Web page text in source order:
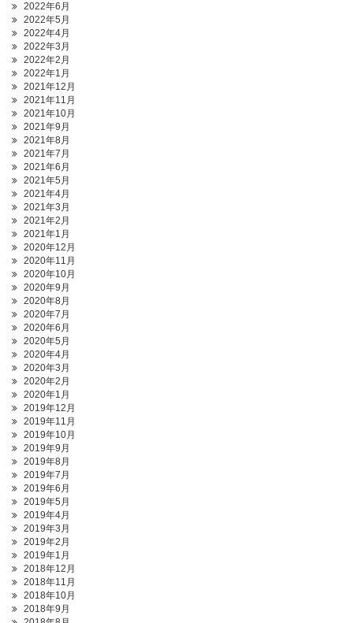
2022年6月
2022年5月
2022年4月
2022年3月
2022年2月
2022年1月
2021年12月
2021年11月
2021年10月
2021年9月
2021年8月
2021年7月
2021年6月
2021年5月
2021年4月
2021年3月
2021年2月
2021年1月
2020年12月
2020年11月
2020年10月
2020年9月
2020年8月
2020年7月
2020年6月
2020年5月
2020年4月
2020年3月
2020年2月
2020年1月
2019年12月
2019年11月
2019年10月
2019年9月
2019年8月
2019年7月
2019年6月
2019年5月
2019年4月
2019年3月
2019年2月
2019年1月
2018年12月
2018年11月
2018年10月
2018年9月